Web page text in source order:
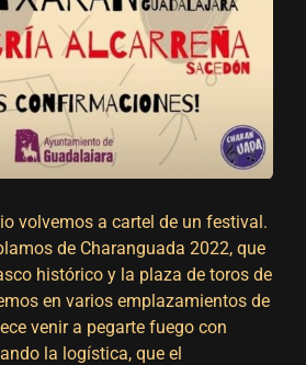
volvemos a cartel de un festival.
de Charanguada 2022, que
histórico y la plaza de toros de
en varios emplazamientos de
venir a pegarte fuego con
la logística, que el